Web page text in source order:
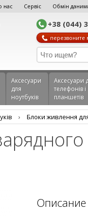
нас Сервіс Обмін
+38 (044)
перезвоните
Аксесуари
для
ноутбуків
Аксеcуари
телефонів і
планшетів
› Блоки живлення
Описание